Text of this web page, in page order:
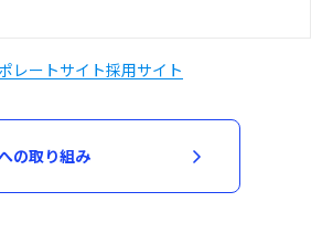
レートサイト採用サイト
の取り組み